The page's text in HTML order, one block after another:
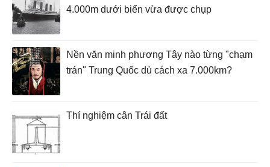
4.000m dưới biển vừa được chụp
Nền văn minh phương Tây nào từng "chạm
trán" Trung Quốc dù cách xa 7.000km?
Thí nghiệm cân Trái đất